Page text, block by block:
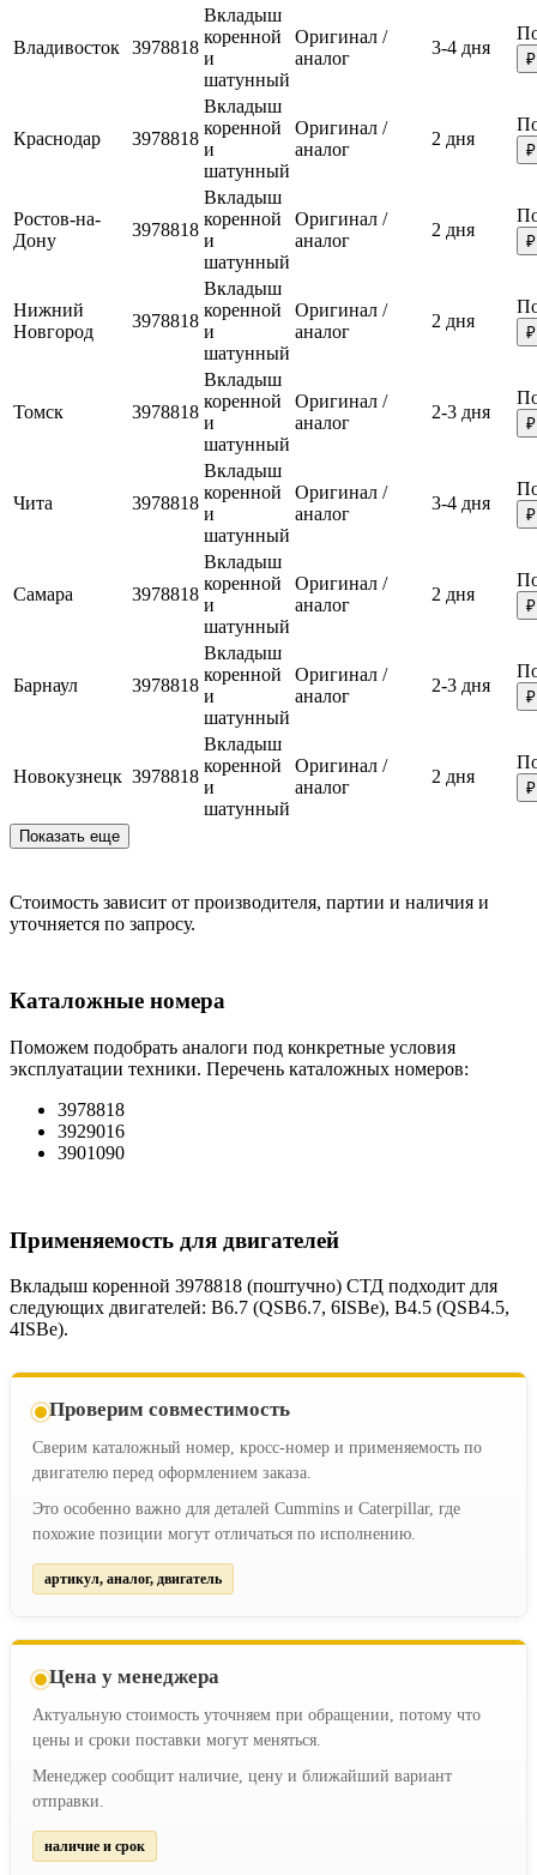
Владивосток 3978818
Вкладыш
коренной
и
шатунный
Оригинал /
аналог
3-4 дня
₽
Краснодар 3978818
Вкладыш
коренной
и
шатунный
Оригинал /
аналог
2 дня
₽
Ростов-на-
Дону
3978818
Вкладыш
коренной
и
шатунный
Оригинал /
аналог
2 дня
₽
Нижний
Новгород
3978818
Вкладыш
коренной
и
шатунный
Оригинал /
аналог
2 дня
₽
Томск 3978818
Вкладыш
коренной
и
шатунный
Оригинал /
аналог
2-3 дня
₽
Чита 3978818
Вкладыш
коренной
и
шатунный
Оригинал /
аналог
3-4 дня
₽
Самара 3978818
Вкладыш
коренной
и
шатунный
Оригинал /
аналог
2 дня
₽
Барнаул 3978818
Вкладыш
коренной
и
шатунный
Оригинал /
аналог
2-3 дня
₽
Новокузнецк 3978818
Вкладыш
коренной
и
шатунный
Оригинал /
аналог
2 дня
₽
Показать еще
Стоимость зависит от производителя, партии и наличия и
уточняется по запросу.
Каталожные номера
Поможем подобрать аналоги под конкретные условия
эксплуатации техники. Перечень каталожных номеров:
3978818
3929016
3901090
Применяемость для двигателей
Вкладыш коренной 3978818 (поштучно) СТД подходит для
следующих двигателей: B6.7 (QSB6.7, 6ISBe), B4.5 (QSB4.5,
4ISBe).
Проверим совместимость
Сверим каталожный номер, кросс-номер и применяемость по
двигателю перед оформлением заказа.
Это особенно важно для деталей Cummins и Caterpillar, где
похожие позиции могут отличаться по исполнению.
артикул, аналог, двигатель
Цена у менеджера
Актуальную стоимость уточняем при обращении, потому что
цены и сроки поставки могут меняться.
Менеджер сообщит наличие, цену и ближайший вариант
отправки.
наличие и срок